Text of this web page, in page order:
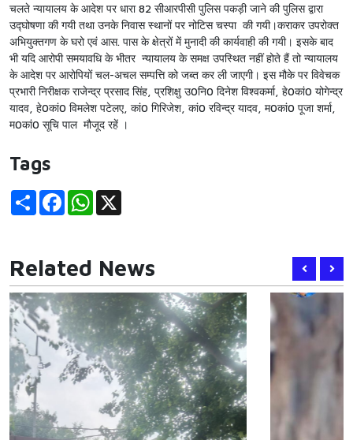
चलते न्यायालय के आदेश पर धारा 82 सीआरपीसी पुलिस पकड़ी जाने की पुलिस द्वारा
उद्घोषणा की गयी तथा उनके निवास स्थानों पर नोटिस चस्पा की गयी।कराकर उपरोक्त
अभियुक्तगण के घरो एवं आस. पास के क्षेत्रों में मुनादी की कार्यवाही की गयी। इसके बाद
भी यदि आरोपी समयावधि के भीतर न्यायालय के समक्ष उपस्थित नहीं होते हैं तो न्यायालय
के आदेश पर आरोपियों चल-अचल सम्पत्ति को जब्त कर ली जाएगी। इस मौके पर विवेचक
प्रभारी निरीक्षक राजेन्द्र प्रसाद सिंह, प्रशिक्षु उ0नि0 दिनेश विश्वकर्मा, हे0कां0 योगेन्द्र
यादव, हे0कां0 विमलेश पटेलए, कां0 गिरिजेश, कां0 रविन्द्र यादव, म0कां0 पूजा शर्मा,
म0कां0 सूचि पाल मौजूद रहें ।
Tags
Share FacebookWhatsApp
Related News